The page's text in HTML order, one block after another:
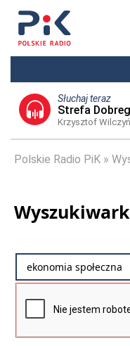
Słuchaj teraz
Strefa
Krzysztof
Polskie Radio PiK